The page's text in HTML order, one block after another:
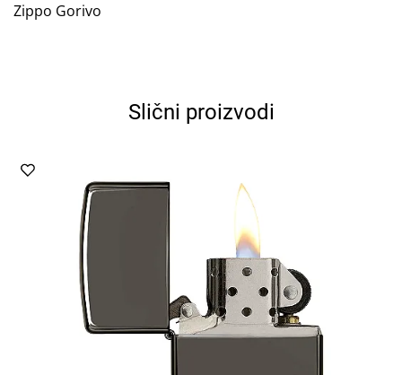
Zippo Gorivo
Slični proizvodi